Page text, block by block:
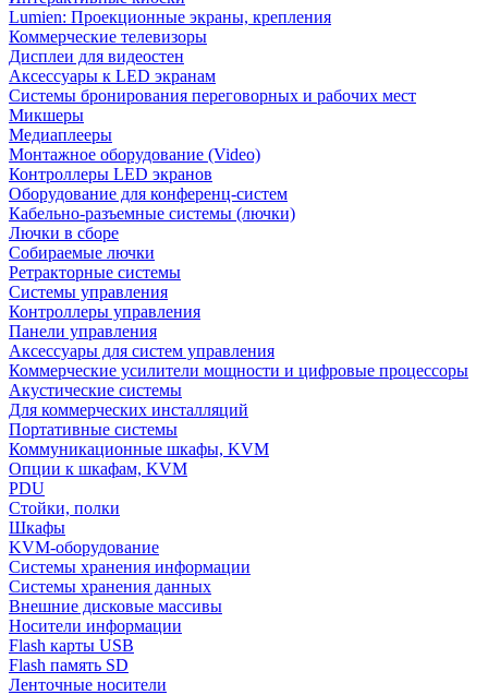
Lumien: Проекционные экраны, крепления
Коммерческие телевизоры
Дисплеи для видеостен
Аксессуары к LED экранам
Системы бронирования переговорных и рабочих мест
Микшеры
Медиаплееры
Монтажное оборудование (Video)
Контроллеры LED экранов
Оборудование для конференц-систем
Кабельно-разъемные системы (лючки)
Лючки в сборе
Собираемые лючки
Ретракторные системы
Системы управления
Контроллеры управления
Панели управления
Аксессуары для систем управления
Коммерческие усилители мощности и цифровые процессоры
Акустические системы
Для коммерческих инсталляций
Портативные системы
Коммуникационные шкафы, KVM
Опции к шкафам, KVM
PDU
Стойки, полки
Шкафы
KVM-оборудование
Системы хранения информации
Системы хранения данных
Внешние дисковые массивы
Носители информации
Flash карты USB
Flash память SD
Ленточные носители